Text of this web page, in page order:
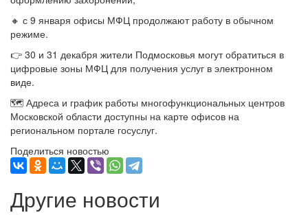
🔸 с 9 января офисы МФЦ продолжают работу в обычном
режиме.
👉 30 и 31 декабря жители Подмосковья могут обратиться в
цифровые зоны МФЦ для получения услуг в электронном
виде.
🗺 Адреса и график работы многофункциональных центров
Московской области доступны на карте офисов на
региональном портале госуслуг.
Поделиться новостью
Другие новости